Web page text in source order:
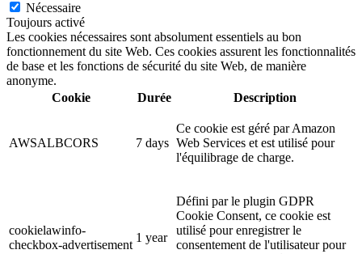
Nécessaire
Toujours activé
Les cookies nécessaires sont absolument essentiels au bon
fonctionnement du site Web. Ces cookies assurent les fonctionnalités
de base et les fonctions de sécurité du site Web, de manière
anonyme.
Cookie
Durée Description
AWSALBCORS 7 days
Ce cookie est géré par Amazon
Web Services et est utilisé pour
l'équilibrage de charge.
cookielawinfo-
checkbox-advertisement
1 year
Défini par le plugin GDPR
Cookie Consent, ce cookie est
utilisé pour enregistrer le
consentement de l'utilisateur pour